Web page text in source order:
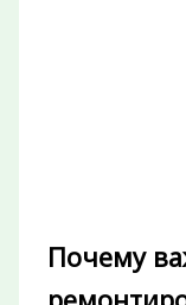
Почему